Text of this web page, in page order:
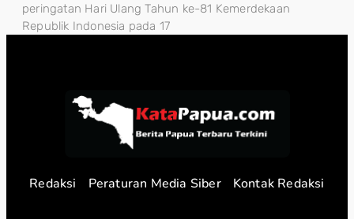
peringatan Hari Ulang Tahun ke-81 Kemerdekaan
Republik Indonesia pada 17
Redaksi Peraturan Media Siber Kontak Redaksi